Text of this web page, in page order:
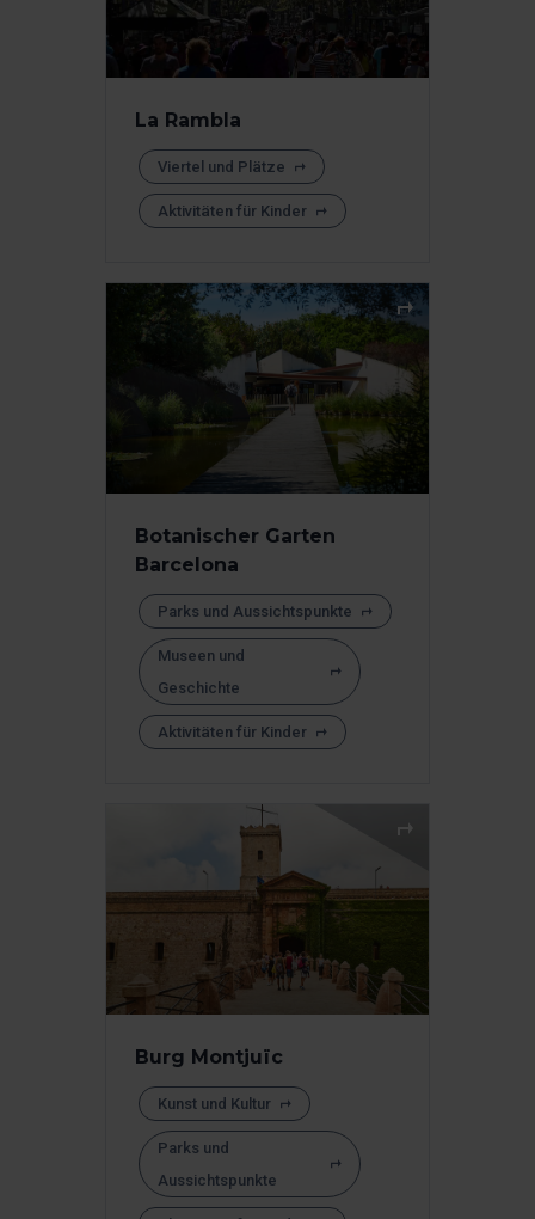
La Rambla
Viertel und Plätze
Aktivitäten für Kinder
Botanischer Garten
Barcelona
Parks und Aussichtspunkte
Museen und
Geschichte
Aktivitäten für Kinder
Burg Montjuïc
Kunst und Kultur
Parks und
Aussichtspunkte